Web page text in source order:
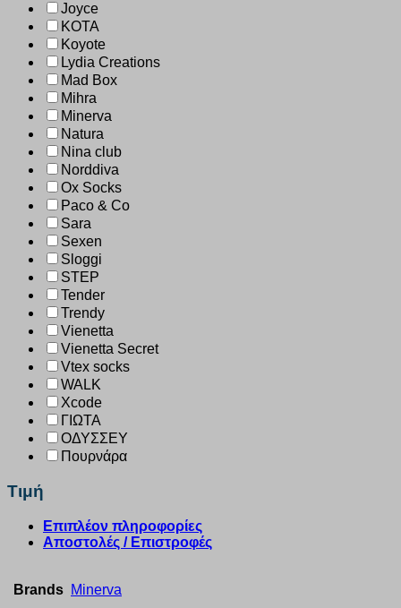
Joyce
KOTA
Koyote
Lydia Creations
Mad Box
Mihra
Minerva
Natura
Nina club
Norddiva
Ox Socks
Paco & Co
Sara
Sexen
Sloggi
STEP
Tender
Trendy
Vienetta
Vienetta Secret
Vtex socks
WALK
Xcode
ΓΙΩΤΑ
ΟΔΥΣΣΕΥ
Πουρνάρα
Τιμή
Επιπλέον πληροφορίες
Αποστολές / Επιστροφές
Brands Minerva